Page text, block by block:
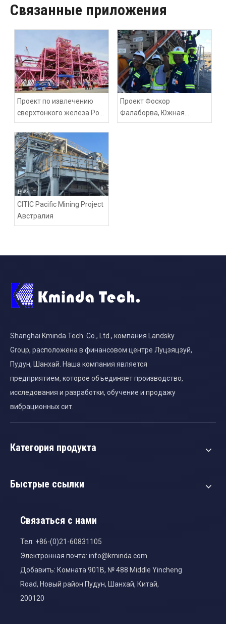
Связанные приложения
Проект по извлечению
сверхтонкого железа Роя
Хилла, Австралия
Проект Фоскор
Фалаборва, Южная
Африка
CITIC Pacific Mining Project
Австралия
Shanghai Kminda Tech. Co., Ltd., компания Landsky
Group, расположена в финансовом центре Луцзяцзуй,
Пудун, Шанхай. Наша компания является
предприятием, которое объединяет производство,
исследования и разработки, обучение и продажу
вибрационных сит.
Категория продукта
Быстрые ссылки
Связаться с нами
Тел: +86-(0)21-60831105
Электронная почта: info@kminda.com
Добавить: Комната 901B, № 488 Middle Yincheng
Road, Новый район Пудун, Шанхай, Китай,
200120